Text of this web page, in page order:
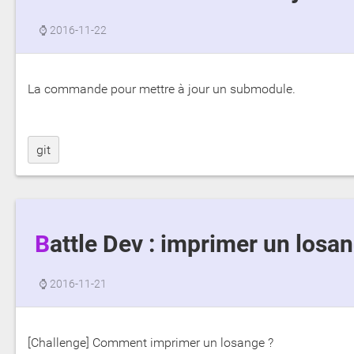
⌚ 2016-11-22
La commande pour mettre à jour un submodule.
git
Battle Dev : imprimer un
⌚ 2016-11-21
[Challenge] Comment imprimer un losange ?